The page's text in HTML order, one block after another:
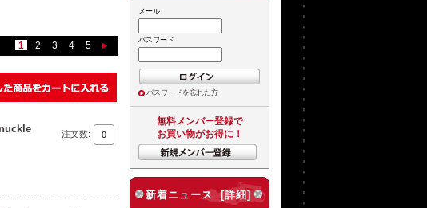
1 2 3 4 5
注文数:
メール
パスワード
パスワードを忘れた方
無料メンバー登録で
お買い物がお得に！
新着ニュース [詳細]